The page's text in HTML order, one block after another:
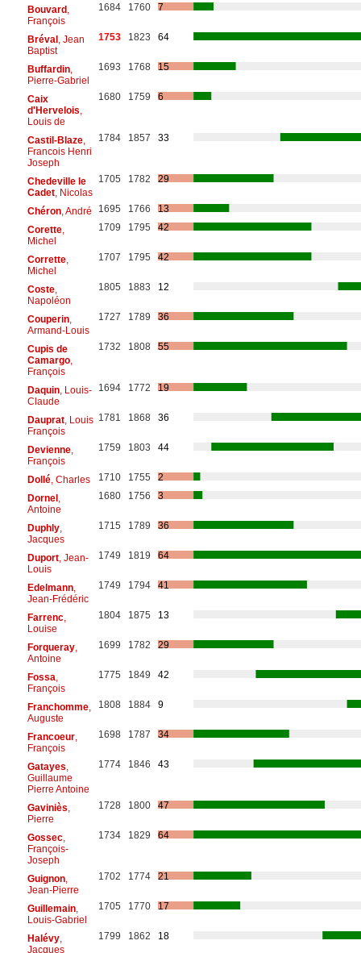
Bouvard,
François
1684 1760 7
Bréval, Jean
Baptist
1753 1823 64
Buffardin,
Pierre-Gabriel
1693 1768 15
Caix
d'Hervelois
Louis de
1680 1759 6
Castil-Blaze,
Francois Henri
Joseph
1784 1857 33
Chedeville le
Cadet, Nicolas
1705 1782 29
Chéron, André 1695 1766
13
Corette,
Michel
1709 1795 42
Corrette,
Michel
1707 1795 42
Coste,
Napoléon
1805 1883 12
Couperin,
Armand-Louis
1727 1789 36
Cupis de
Camargo,
François
1732 1808 55
Daquin, Louis-
Claude
1694 1772 19
Dauprat, Louis
François
1781 1868 36
Devienne,
François
1759 1803 44
Dollé, Charles 1710 1755
2
Dornel,
Antoine
1680 1756 3
Duphly,
Jacques
1715 1789 36
Duport, Jean-
Louis
1749 1819 64
Edelmann,
Jean-Frédéric
1749 1794 41
Farrenc,
Louise
1804 1875 13
Forqueray,
Antoine
1699 1782 29
Fossa
François
1775 1849 42
Franchomme,
Auguste
1808 1884 9
Francoeur,
François
1698 1787 34
Gatayes
Guillaume
Pierre Antoine
1774 1846 43
Gaviniès
Pierre
1728 1800 47
Gossec,
François-
Joseph
1734 1829 64
Guignon,
Jean-Pierre
1702 1774 21
Guillemain,
Louis-Gabriel
1705 1770 17
Halévy,
Jacques
1799 1862 18